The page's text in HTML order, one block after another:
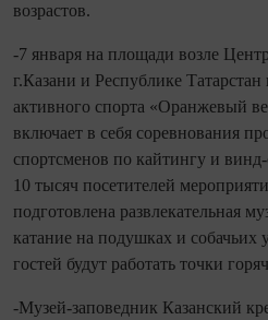
возрастов.
-7 января на площади возле
г.Казани и Республике
активного спорта «Оранжевый
включает в себя соревнования
спортсменов по кайтингу и
10 тысяч посетителей
подготовлена развлекательная
катание на подушках и собачьих
гостей будут работать точки
-Музей-заповедник Казанский